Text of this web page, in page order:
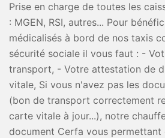
Prise en charge de toutes les
: MGEN, RSI, autres... Pour
médicalisés à bord de nos taxis
sécurité sociale il vous faut : -
transport, - Votre attestation de
vitale, Si vous n'avez pas les
(bon de transport correctement
carte vitale à jour...), notre
document Cerfa vous permettant